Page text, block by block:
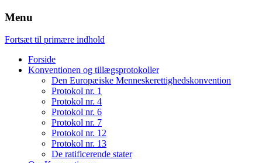
Menu
Fortsæt til primære indhold
Forside
Konventionen og tillægsprotokoller
Den Europæiske Menneskerettighedskonvention
Protokol nr. 1
Protokol nr. 4
Protokol nr. 6
Protokol nr. 7
Protokol nr. 12
Protokol nr. 13
De ratificerende stater